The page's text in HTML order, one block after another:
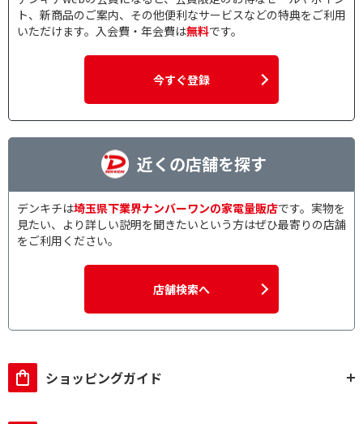
ト、新商品のご案内、その他便利なサービスなどの特典をご利用
いただけます。入会費・年会費は無料です。
今すぐ登録
近くの店舗を探す
デンキチは埼玉県下業界ナンバーワンの家電量販店です。実物を
見たい、より詳しい説明を聞きたいという方はぜひ最寄りの店舗
をご利用ください。
店舗検索へ
ショッピングガイド